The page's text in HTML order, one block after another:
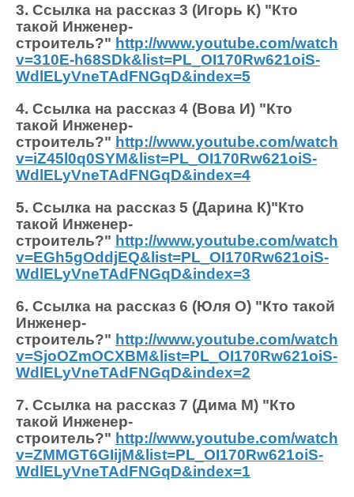
3. Ссылка на рассказ 3 (Игорь К) "Кто
такой Инженер-
строитель?" http://www.youtube.com/watch?
v=310E-h68SDk&list=PL_OI170Rw621oiS-
WdlELyVneTAdFNGqD&index=5
4. Ссылка на рассказ 4 (Вова И) "Кто
такой Инженер-
строитель?" http://www.youtube.com/watch?
v=iZ45l0q0SYM&list=PL_OI170Rw621oiS-
WdlELyVneTAdFNGqD&index=4
5. Ссылка на рассказ 5 (Дарина К)"Кто
такой Инженер-
строитель?" http://www.youtube.com/watch?
v=EGh5gOddjEQ&list=PL_OI170Rw621oiS-
WdlELyVneTAdFNGqD&index=3
6. Ссылка на рассказ 6 (Юля О) "Кто такой
Инженер-
строитель?" http://www.youtube.com/watch?
v=SjoOZmOCXBM&list=PL_OI170Rw621oiS-
WdlELyVneTAdFNGqD&index=2
7. Ссылка на рассказ 7 (Дима М) "Кто
такой Инженер-
строитель?" http://www.youtube.com/watch?
v=ZMMGT6GIijM&list=PL_OI170Rw621oiS-
WdlELyVneTAdFNGqD&index=1